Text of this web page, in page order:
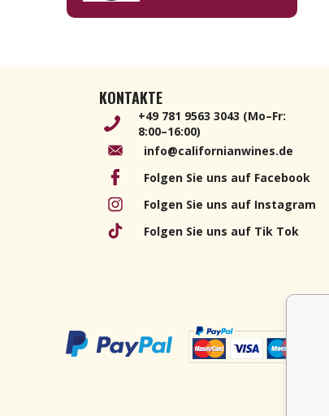
KONTAKTE
+49 781 9563 3043 (Mo–Fr:
8:00–16:00)
info@californianwines.de
Folgen Sie uns auf Facebook
Folgen Sie uns auf Instagram
Folgen Sie uns auf Tik Tok